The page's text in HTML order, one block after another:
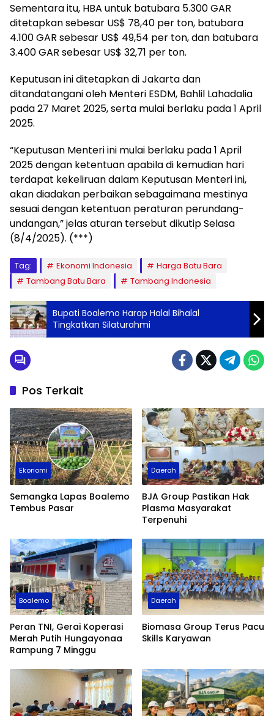
Sementara itu, HBA untuk batubara 5.300 GAR
ditetapkan sebesar US$ 78,40 per ton, batubara
4.100 GAR sebesar US$ 49,54 per ton, dan batubara
3.400 GAR sebesar US$ 32,71 per ton.
Keputusan ini ditetapkan di Jakarta dan
ditandatangani oleh Menteri ESDM, Bahlil Lahadalia
pada 27 Maret 2025, serta mulai berlaku pada 1 April
2025.
“Keputusan Menteri ini mulai berlaku pada 1 April
2025 dengan ketentuan apabila di kemudian hari
terdapat kekeliruan dalam Keputusan Menteri ini,
akan diadakan perbaikan sebagaimana mestinya
sesuai dengan ketentuan peraturan perundang-
undangan,” jelas aturan tersebut dikutip Selasa
(8/4/2025). (***)
Tag: Ekonomi Indonesia
Harga Batu Bara
Tambang Batu Bara
Tambang Indonesia
Bupati Boalemo Harap Halal Bihalal
Tingkatkan Silaturahmi
Pos Terkait
Ekonomi
Semangka Lapas Boalemo
Tembus Pasar
Daerah
BJA Group Pastikan Hak
Plasma Masyarakat
Terpenuhi
Boalemo
Peran TNI, Gerai Koperasi
Merah Putih Hungayonaa
Rampung 7 Minggu
Daerah
Biomasa Group Terus Pacu
Skills Karyawan